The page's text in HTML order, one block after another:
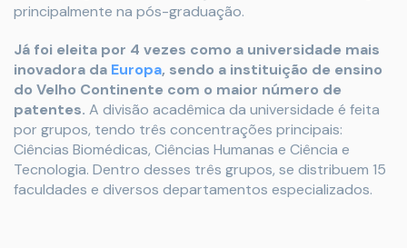
principalmente na pós-graduação.
Já foi eleita por 4 vezes como a universidade mais
inovadora da Europa, sendo a instituição de ensino
do Velho Continente com o maior número de
patentes. A divisão acadêmica da universidade é feita
por grupos, tendo três concentrações principais:
Ciências Biomédicas, Ciências Humanas e Ciência e
Tecnologia. Dentro desses três grupos, se distribuem 15
faculdades e diversos departamentos especializados.